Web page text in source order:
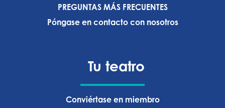
PREGUNTAS MÁS FRECUENTES
Póngase en contacto con nosotros
Tu teatro
Conviértase en miembro